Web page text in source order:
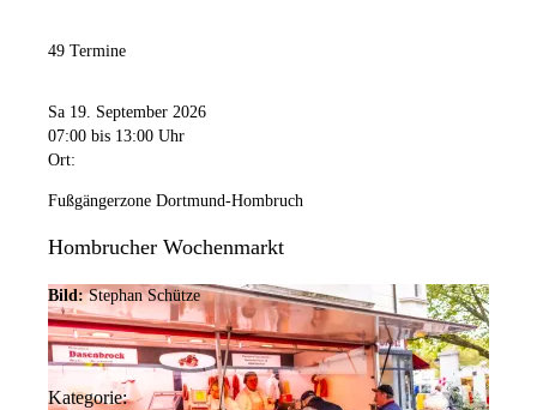
49 Termine
Sa 19. September 2026
07:00 bis 13:00 Uhr
Ort:
Fußgängerzone Dortmund-Hombruch
Hombrucher Wochenmarkt
Bild: Stephan Schütze
Kategorie: